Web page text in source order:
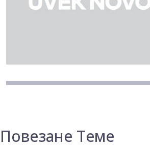
Повезане Теме